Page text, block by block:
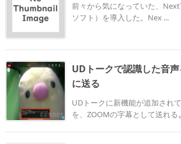
前々から気になっていた、
ソフト）を導入した。Nex ...
UDトークで認識した音
に送る
UDトークに新機能が追加され
を、ZOOMの字幕として送れる